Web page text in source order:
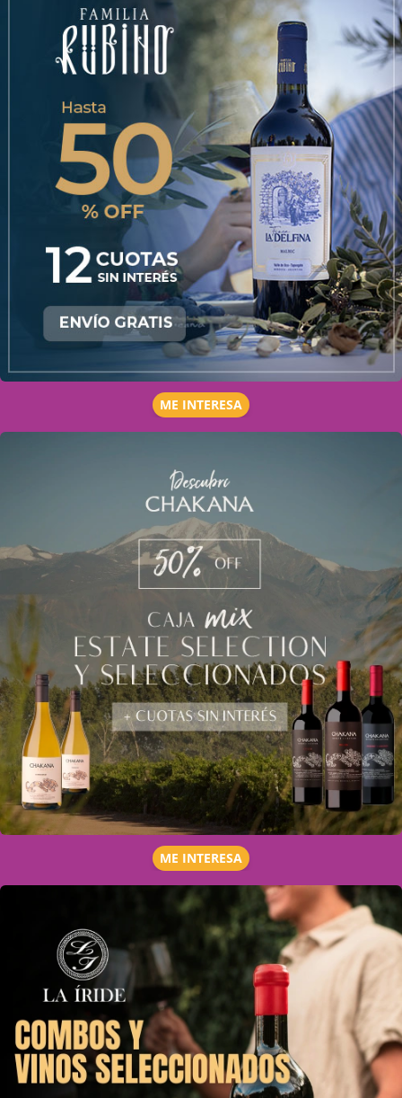
ME INTERESA
ME INTERESA